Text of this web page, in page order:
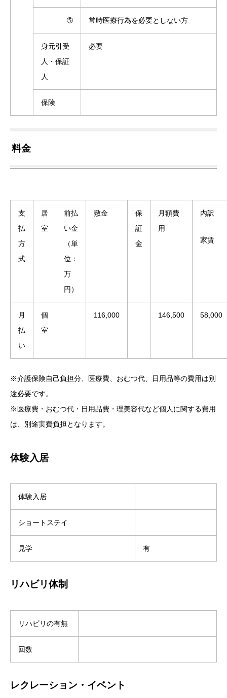
➄ 常時医療行為を必要としない方
身元引受
人・保証
人
必要
保険
料金
支
払
方
式
居
室
前払
い金
（単
位：
万
円）
敷金
保
証
金
月額費
用
内訳
家賃
月
払
い
個
室
116,000 146,500 58,000
※介護保険自己負担分、医療費、おむつ代、日用品等の費用は別
途必要です。
※医療費・おむつ代・日用品費・理美容代など個人に関する費用
は、別途実費負担となります。
体験入居
体験入居
ショートステイ
見学 有
リハビリ体制
リハビリの有無
回数
レクレーション・イベント